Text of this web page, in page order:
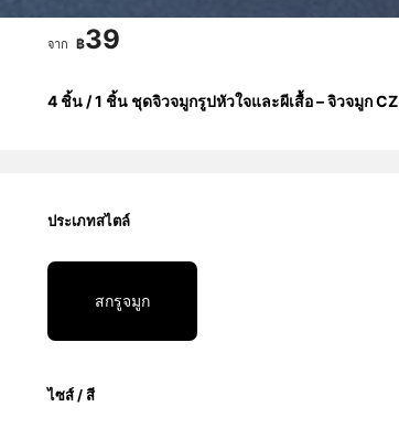
จาก ฿39
4 ชิ้น / 1 ชิ้น ชุดจิวจมูกรูปหัวใจและผีเสื้อ – จิวจมูก
ประเภทสไตล์
สกรูจมูก
ไซส์ / สี